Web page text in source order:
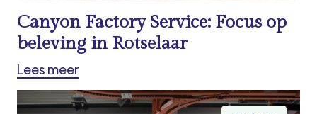
Canyon Factory Service: Focus op
beleving in Rotselaar
Lees meer